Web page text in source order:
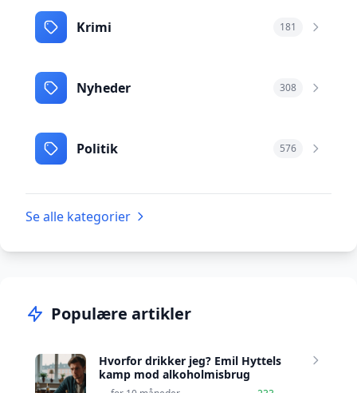
Krimi 181
Nyheder 308
Politik 576
Se alle kategorier
Populære artikler
Hvorfor drikker jeg? Emil Hyttels
kamp mod alkoholmisbrug